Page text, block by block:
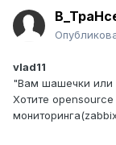
vlad11
"Вам шашечки или
Хотите